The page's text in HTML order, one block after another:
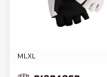
M LXL